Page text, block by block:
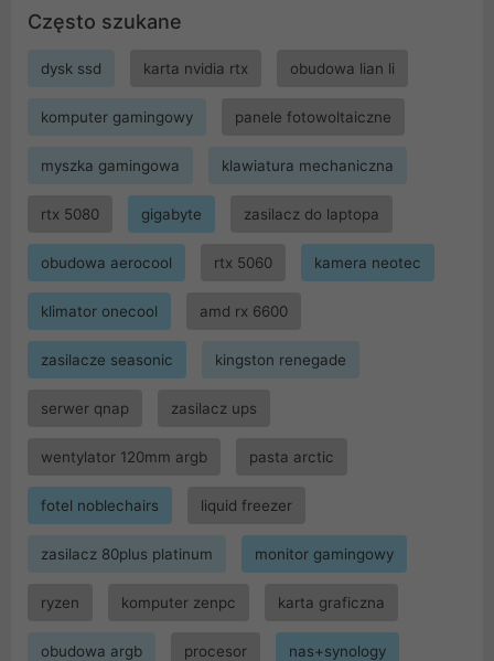
Często szukane
dysk ssd karta nvidia rtx obudowa lian li
komputer gamingowy panele fotowoltaiczne
myszka gamingowa klawiatura mechaniczna
rtx 5080 gigabyte zasilacz do laptopa
obudowa aerocool rtx 5060 kamera neotec
klimator onecool amd rx 6600
zasilacze seasonic kingston renegade
serwer qnap zasilacz ups
wentylator 120mm argb pasta arctic
fotel noblechairs liquid freezer
zasilacz 80plus platinum monitor gamingowy
ryzen komputer zenpc karta graficzna
obudowa argb procesor nas+synology